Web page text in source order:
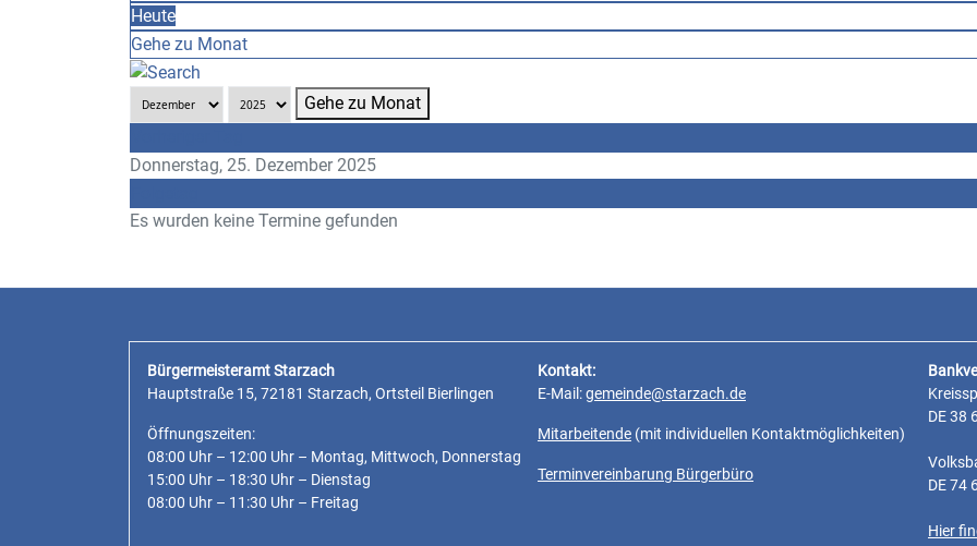
Heute
Gehe zu Monat
Gehe zu Monat
Donnerstag, 25. Dezember 2025
Es wurden keine Termine gefunden
Bürgermeisteramt Starzach
Hauptstraße 15, 72181 Starzach, Ortsteil Bierlingen
Öffnungszeiten:
08:00 Uhr – 12:00 Uhr – Montag, Mittwoch, Donnerstag
15:00 Uhr – 18:30 Uhr – Dienstag
08:00 Uhr – 11:30 Uhr – Freitag
Kontakt:
E-Mail:gemeinde@starzach.de
Mitarbeitende (mit individuellen Kontaktmöglichkeiten)
Terminvereinbarung Bürgerbüro
DE 38
DE 74
Hier